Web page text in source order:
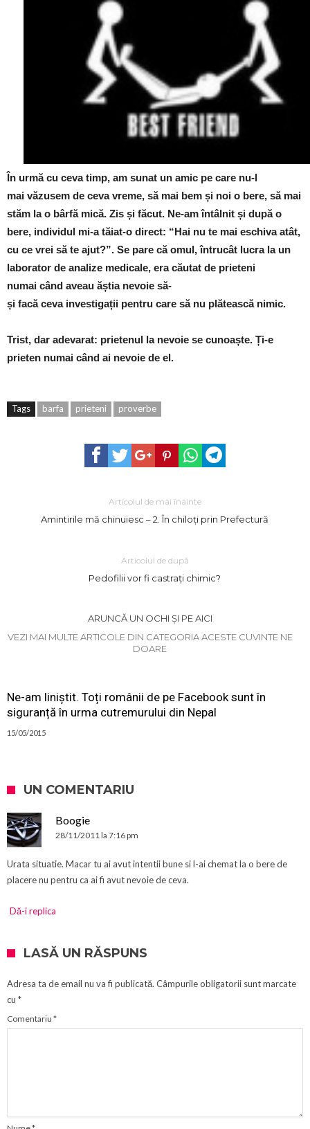
În urmă cu ceva timp, am sunat un amic pe care nu-l
mai văzusem de ceva vreme, să mai bem și noi o bere, să mai
stăm la o bârfă mică. Zis și făcut. Ne-am întâlnit și după o
bere, individul mi-a tăiat-o direct: “Hai nu te mai eschiva atât,
cu ce vrei să te ajut?”. Se pare căomul, întrucât lucra la un
laborator de analize medicale, era căutat de prieteni
numai când aveau ăștia nevoie să-
și facă ceva investigații pentru care sănu plătească nimic.
Trist, dar adevarat: prietenul la nevoie se cunoaște. Ți-e
prieten numai când ai nevoie de el.
Tags barfa prieteni proverbe
Articolul de mai înainte
Amintirile mă chinuiesc – 2. În chiloți prin Prefectură
Articolul de după
Pedofilii vor fi castrați chimic?
ARUNCĂ UN OCHI ȘI PE AICI
VEZI MAI MULTE ARTICOLE DIN CATEGORIA ACESTE CUVINTE NE
DOARE
Ne-am liniștit. Toți românii de pe Facebook sunt în
siguranță în urma cutremurului din Nepal
15/05/2015
UN COMENTARIU
Boogie
28/11/2011 la 7:16 pm
Urata situatie. Macar tu ai avut intentii bune si l-ai chemat la o bere de
placere nu pentru ca ai fi avut nevoie de ceva.
Dă-i replica
LASĂ UN RĂSPUNS
Adresa ta de email nu va fi publicată. Câmpurile obligatorii sunt marcate
cu *
Comentariu *